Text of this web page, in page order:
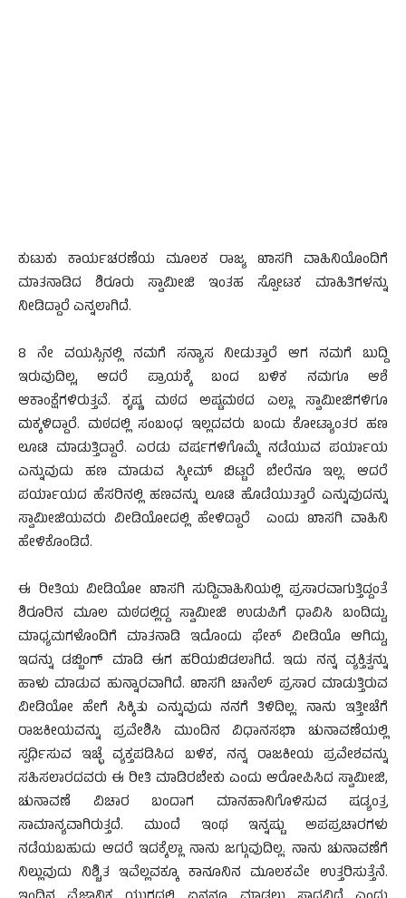
ಕುಟುಕು ಕಾರ್ಯಚರಣೆಯ ಮೂಲಕ ರಾಜ್ಯ ಖಾಸಗಿ ವಾಹಿನಿಯೊಂದಿಗೆ
ಮಾತನಾಡಿದ ಶಿರೂರು ಸ್ವಾಮೀಜಿ ಇಂತಹ ಸ್ಪೋಟಕ ಮಾಹಿತಿಗಳನ್ನು
ನೀಡಿದ್ದಾರೆ ಎನ್ನಲಾಗಿದೆ.
8 ನೇ ವಯಸ್ಸಿನಲ್ಲಿ ನಮಗೆ ಸನ್ಯಾಸ ನೀಡುತ್ತಾರೆ ಆಗ ನಮಗೆ ಬುದ್ದಿ
ಇರುವುದಿಲ್ಲ, ಆದರೆ ಪ್ರಾಯಕ್ಕೆ ಬಂದ ಬಳಿಕ ನಮಗೂ ಆಶೆ
ಆಕಾಂಕ್ಷೆಗಳಿರುತ್ತವೆ. ಕೃಷ್ಣ ಮಠದ ಅಷ್ಟಮಠದ ಎಲ್ಲಾ ಸ್ವಾಮೀಜಿಗಳಿಗೂ
ಮಕ್ಕಳಿದ್ದಾರೆ. ಮಠದಲ್ಲಿ ಸಂಬಂಧ ಇಲ್ಲದವರು ಬಂದು ಕೋಟ್ಯಾಂತರ ಹಣ
ಲೂಟಿ ಮಾಡುತ್ತಿದ್ದಾರೆ. ಎರಡು ವರ್ಷಗಳಿಗೊಮ್ಮೆ ನಡೆಯುವ ಪರ್ಯಾಯ
ಎನ್ನುವುದು ಹಣ ಮಾಡುವ ಸ್ಕೀಮ್ ಬಿಟ್ಟರೆ ಬೇರೆನೂ ಇಲ್ಲ. ಆದರೆ
ಪರ್ಯಾಯದ ಹೆಸರಿನಲ್ಲಿ ಹಣವನ್ನು ಲೂಟಿ ಹೊಡೆಯುತ್ತಾರೆ ಎನ್ನುವುದನ್ನು
ಸ್ವಾಮೀಜಿಯವರು ವೀಡಿಯೋದಲ್ಲಿ ಹೇಳಿದ್ದಾರೆ ಎಂದು ಖಾಸಗಿ ವಾಹಿನಿ
ಹೇಳಿಕೊಂಡಿದೆ.
ಈ ರೀತಿಯ ವೀಡಿಯೋ ಖಾಸಗಿ ಸುದ್ದಿವಾಹಿನಿಯಲ್ಲಿ ಪ್ರಸಾರವಾಗುತ್ತಿದ್ದಂತೆ
ಶಿರೂರಿನ ಮೂಲ ಮಠದಲ್ಲಿದ್ದ ಸ್ವಾಮೀಜಿ ಉಡುಪಿಗೆ ಧಾವಿಸಿ ಬಂದಿದ್ದು,
ಮಾಧ್ಯಮಗಳೊಂದಿಗೆ ಮಾತನಾಡಿ ಇದೊಂದು ಫೇಕ್ ವೀಡಿಯೊ ಆಗಿದ್ದು,
ಇದನ್ನು ಡಬ್ಬಿಂಗ್ ಮಾಡಿ ಈಗ ಹರಿಯಬಿಡಲಾಗಿದೆ. ಇದು ನನ್ನ ವ್ಯಕ್ತಿತ್ವನ್ನು
ಹಾಳು ಮಾಡುವ ಹುನ್ನಾರವಾಗಿದೆ. ಖಾಸಗಿ ಚಾನೆಲ್ ಪ್ರಸಾರ ಮಾಡುತ್ತಿರುವ
ವೀಡಿಯೋ ಹೇಗೆ ಸಿಕ್ಕಿತು ಎನ್ನುವುದು ನನಗೆ ತಿಳಿದಿಲ್ಲ. ನಾನು ಇತ್ತೀಚೆಗೆ
ರಾಜಕೀಯವನ್ನು ಪ್ರವೇಶಿಸಿ ಮುಂದಿನ ವಿಧಾನಸಭಾ ಚುನಾವಣೆಯಲ್ಲಿ
ಸ್ಪರ್ಧಿಸುವ ಇಚ್ಛೆ ವ್ಯಕ್ತಪಡಿಸಿದ ಬಳಿಕ, ನನ್ನ ರಾಜಕೀಯ ಪ್ರವೇಶವನ್ನು
ಸಹಿಸಲಾರದವರು ಈ ರೀತಿ ಮಾಡಿರಬೇಕು ಎಂದು ಆರೋಪಿಸಿದ ಸ್ವಾಮೀಜಿ,
ಚುನಾವಣೆ ವಿಚಾರ ಬಂದಾಗ ಮಾನಹಾನಿಗೊಳಿಸುವ ಷಡ್ಯಂತ್ರ
ಸಾಮಾನ್ಯವಾಗಿರುತ್ತದೆ. ಮುಂದೆ ಇಂಥ ಇನ್ನಷ್ಟು ಅಪಪ್ರಚಾರಗಳು
ನಡೆಯಬಹುದು ಆದರೆ ಇದಕ್ಕೆಲ್ಲಾ ನಾನು ಜಗ್ಗುವುದಿಲ್ಲ. ನಾನು ಚುನಾವಣೆಗೆ
ನಿಲ್ಲುವುದು ನಿಶ್ಚಿತ ಇವೆಲ್ಲವಕ್ಕೂ ಕಾನೂನಿನ ಮೂಲಕವೇ ಉತ್ತರಿಸುತ್ತೆನೆ.